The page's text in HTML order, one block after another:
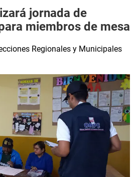
jornada de
miembros de mesa
Regionales y Municipales